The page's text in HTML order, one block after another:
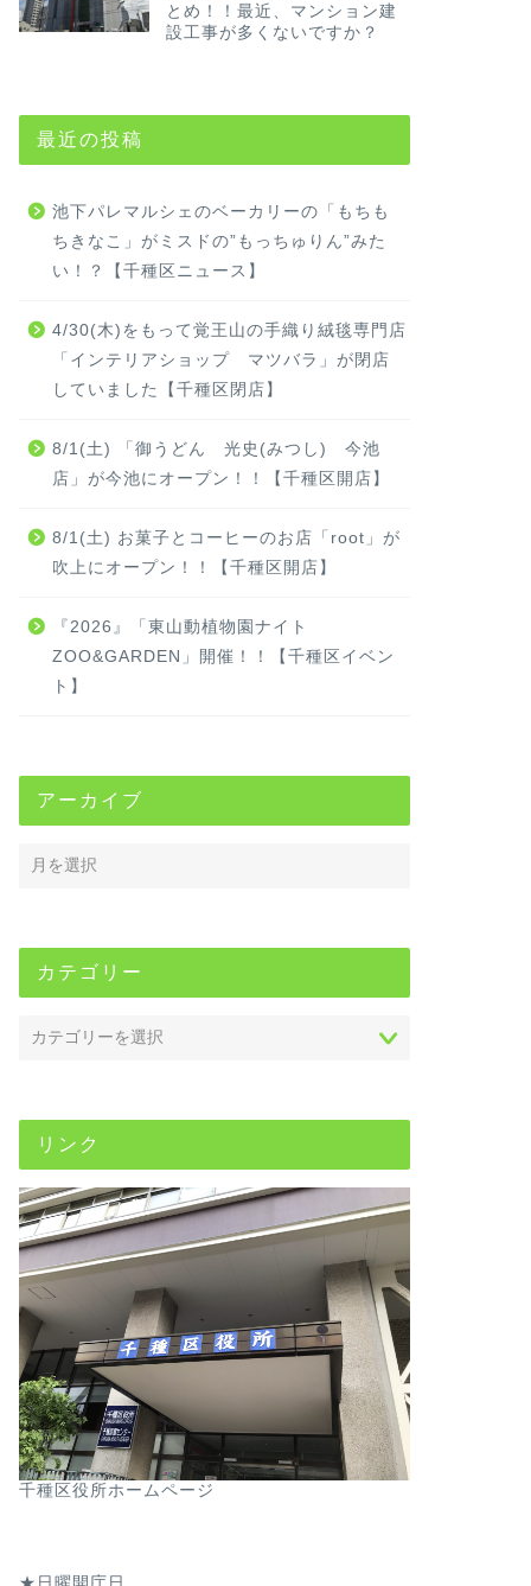
とめ！！最近、マンション建
設工事が多くないですか？
最近の投稿
池下パレマルシェのベーカリーの「もちも
ちきなこ」がミスドの”もっちゅりん”みた
い！？【千種区ニュース】
4/30(木)をもって覚王山の手織り絨毯専門店
「インテリアショップ マツバラ」が閉店
していました【千種区閉店】
8/1(土) 「御うどん 光史(みつし) 今池
店」が今池にオープン！！【千種区開店】
8/1(土) お菓子とコーヒーのお店「root」が
吹上にオープン！！【千種区開店】
『2026』「東山動植物園ナイト
ZOO&GARDEN」開催！！【千種区イベン
ト】
アーカイブ
カテゴリー
リンク
千種区役所ホームページ